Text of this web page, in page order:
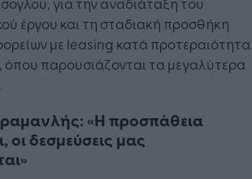
έργου και τη σταδιακή προσθήκη
με leasing κατά προτεραιότητα
όπου παρουσιάζονται τα μεγαλύτερα
«Η προσπάθεια
οι δεσμεύσεις μας